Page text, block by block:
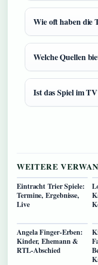
Wie oft haben die
Welche Quellen
Ist das Spiel im
WEITERE
Eintracht Trier Spiele:
Termine, Ergebnisse,
Live
Angela Finger-Erben:
Kinder, Ehemann &
RTL-Abschied